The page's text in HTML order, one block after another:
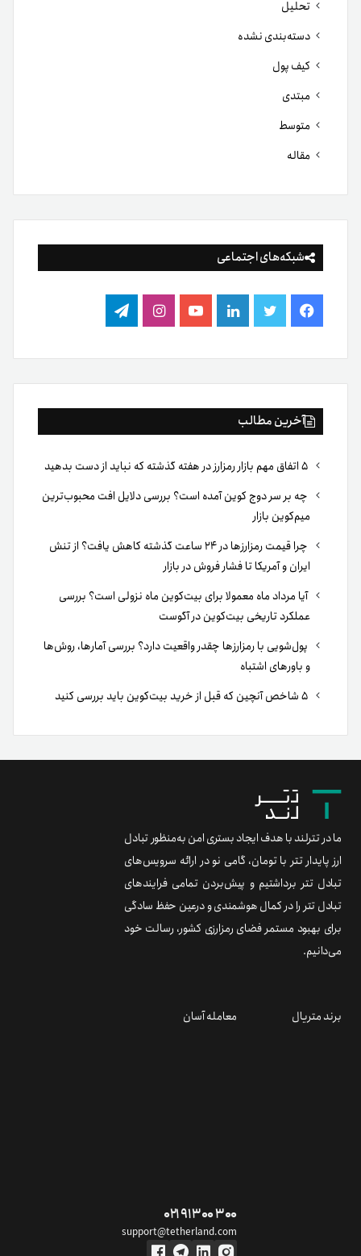
تحلیل
دسته‌بندی نشده
کیف پول
مبتدی
متوسط
مقاله
شبکه‌های اجتماعی
فیس
بوک
توییتر لینکدینیوتیوباینستاگرام
تلگرام
آخرین مطالب
چه بر سر دوج کوین آمده است؟ بررسی دلایل افت محبوب‌ترین
میم‌کوین بازار
چرا قیمت رمزارزها در ۲۴ ساعت گذشته کاهش یافت؟ از تنش
ایران و آمریکا تا فشار فروش در بازار
آیا مرداد ماه معمولا برای بیت‌کوین ماه نزولی است؟ بررسی
عملکرد تاریخی بیت‌کوین در آگوست
پول‌شویی با رمزارزها چقدر واقعیت دارد؟ بررسی آمارها، روش‌ها
و باورهای اشتباه
ما در تترلند با هدف ایجاد بستری امن به‌منظور تبادل
ارز پایدار تتر با تومان، گامی نو در ارائه سرویس‌های
تبادل تتر برداشتیم و پیش‌بردن تمامی فرایندهای
تبادل تتر را در کمال هوشمندی و درعین حفظ سادگی
برای بهبود مستمر فضای رمزارزی کشور، رسالت خود
می‌دانیم.
برند متریال معامله آسان
۰۲۱ ۹۱ ۳۰۰ ۳۰۰
support@tetherland.com